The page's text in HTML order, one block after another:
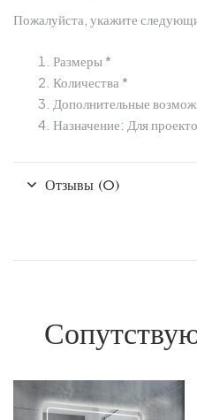
Пожалуйста, укажите
Размеры *
Количества *
Дополнительные
Назначение: Для
Отзывы (0)